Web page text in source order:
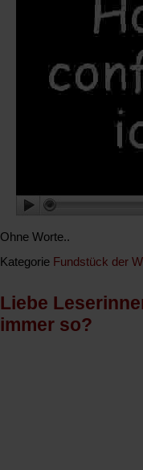
Ohne Worte..
Kategorie Fundstück der
Liebe
immer so?